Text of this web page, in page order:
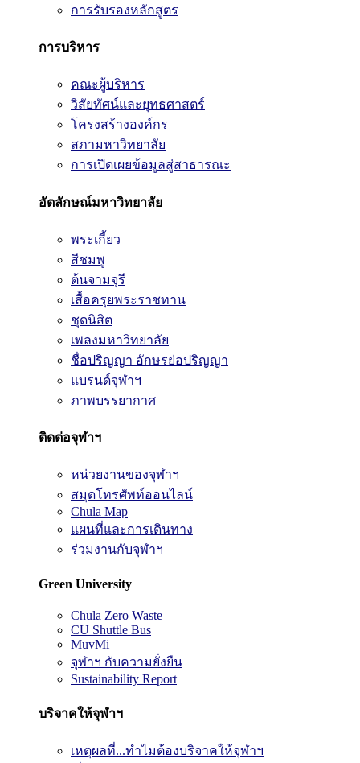
การรับรองหลักสูตร
การบริหาร
คณะผู้บริหาร
วิสัยทัศน์และยุทธศาสตร์
โครงสร้างองค์กร
สภามหาวิทยาลัย
การเปิดเผยข้อมูลสู่สาธารณะ
อัตลักษณ์มหาวิทยาลัย
พระเกี้ยว
สีชมพู
ต้นจามจุรี
เสื้อครุยพระราชทาน
ชุดนิสิต
เพลงมหาวิทยาลัย
ชื่อปริญญา อักษรย่อปริญญา
แบรนด์จุฬาฯ
ภาพบรรยากาศ
ติดต่อจุฬาฯ
หน่วยงานของจุฬาฯ
สมุดโทรศัพท์ออนไลน์
Chula Map
แผนที่และการเดินทาง
ร่วมงานกับจุฬาฯ
Green University
Chula Zero Waste
CU Shuttle Bus
MuvMi
จุฬาฯ กับความยั่งยืน
Sustainability Report
บริจาคให้จุฬาฯ
เหตุผลที่...ทำไมต้องบริจาคให้จุฬาฯ